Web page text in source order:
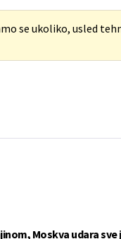
se ukoliko, usled
Moskva udara